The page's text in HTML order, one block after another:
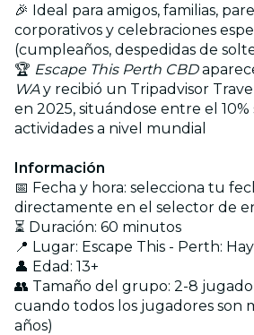
🎉 Ideal para amigos, familias,
corporativos y celebraciones
(cumpleaños, despedidas de
🏆 Escape This Perth CBD
WAy recibió un Tripadvisor
en 2025, situándose entre el
actividades a nivel mundial
Información
📅 Fecha y hora: selecciona tu
directamente en el selector de
⏳ Duración: 60 minutos
📍 Lugar: Escape This - Perth: Hay
👤 Edad: 13+
👥 Tamaño del grupo: 2-8
cuando todos los jugadores son
años)